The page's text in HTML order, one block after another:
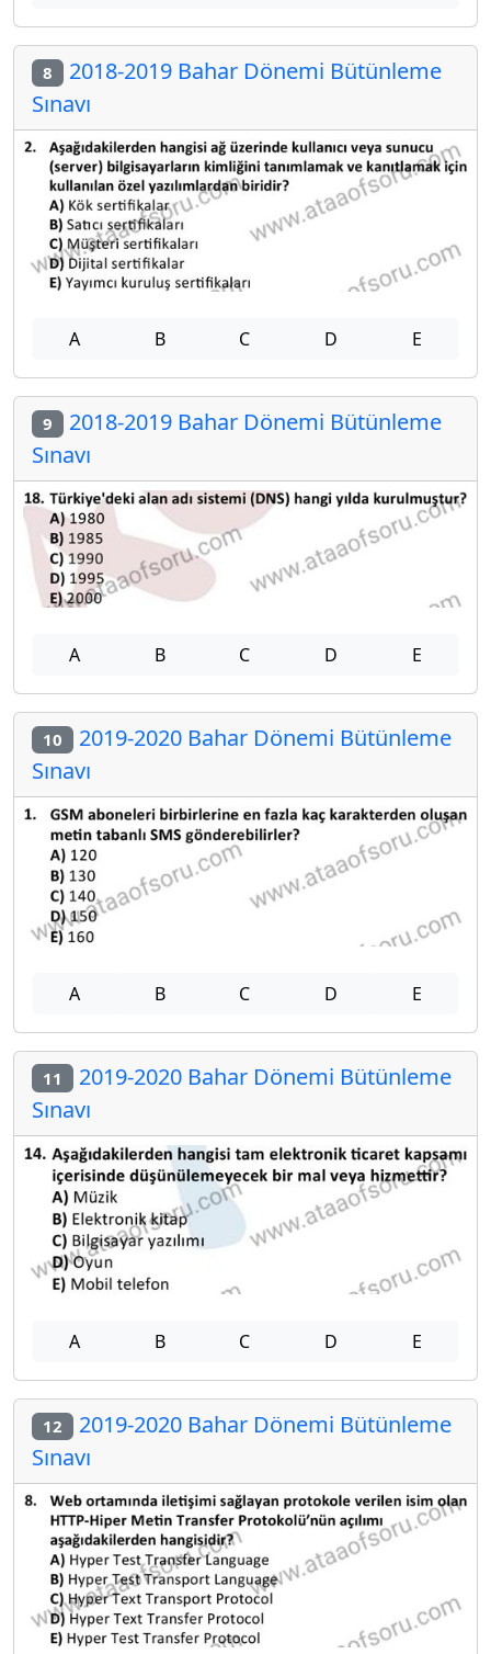
8 2018-2019 Bahar Dönemi Bütünleme
Sınavı
A B C D E
9 2018-2019 Bahar Dönemi Bütünleme
Sınavı
A B C D E
10 2019-2020 Bahar Dönemi Bütünleme
Sınavı
A B C D E
11 2019-2020 Bahar Dönemi Bütünleme
Sınavı
A B C D E
12 2019-2020 Bahar Dönemi Bütünleme
Sınavı